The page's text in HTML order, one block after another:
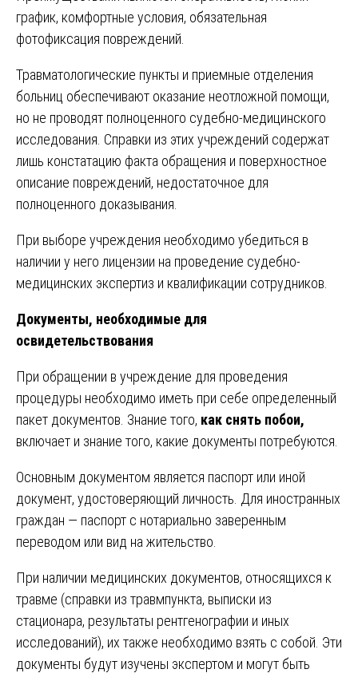
график, комфортные условия, обязательная
фотофиксация повреждений.
Травматологические пункты и приемные отделения
больниц обеспечивают оказание неотложной помощи,
но не проводят полноценного судебно-медицинского
исследования. Справки из этих учреждений содержат
лишь констатацию факта обращения и поверхностное
описание повреждений, недостаточное для
полноценного доказывания.
При выборе учреждения необходимо убедиться в
наличии у него лицензии на проведение судебно-
медицинских экспертиз и квалификации сотрудников.
Документы, необходимые для
освидетельствования
При обращении в учреждение для проведения
процедуры необходимо иметь при себе определенный
пакет документов. Знание того, как снять побои,
включает и знание того, какие документы потребуются.
Основным документом является паспорт или иной
документ, удостоверяющий личность. Для иностранных
граждан — паспорт с нотариально заверенным
переводом или вид на жительство.
При наличии медицинских документов, относящихся к
травме (справки из травмпункта, выписки из
стационара, результаты рентгенографии и иных
исследований), их также необходимо взять с собой. Эти
документы будут изучены экспертом и могут быть